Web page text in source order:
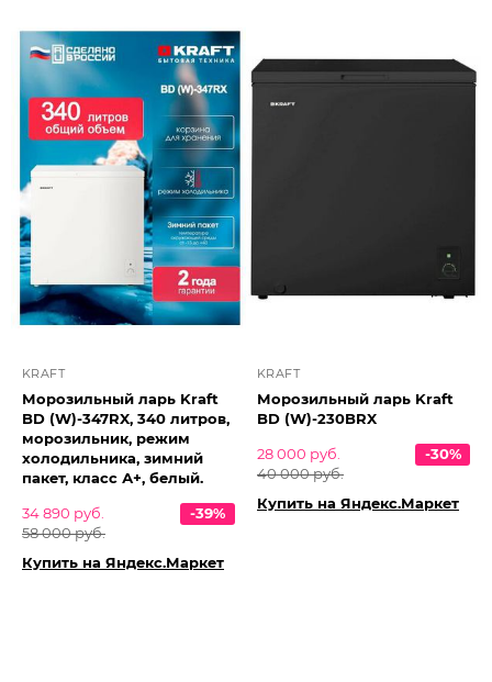
KRAFT
Морозильный ларь Kraft
BD (W)-347RX, 340 литров,
морозильник, режим
холодильника, зимний
пакет, класс А+, белый.
34 890 руб.
58 000 руб.
-39%
Купить на Яндекс.Маркет
KRAFT
Морозильный ларь Kraft
BD (W)-230BRX
28 000 руб.
40 000 руб.
-30%
Купить на Яндекс.Маркет